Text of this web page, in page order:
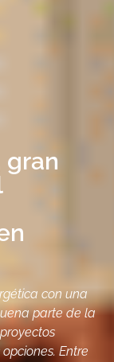
gran
con una
parte de la
Entre